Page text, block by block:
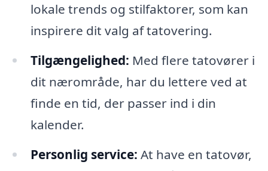
lokale trends og stilfaktorer, som kan
inspirere dit valg af tatovering.
Tilgængelighed: Med flere tatovører i
dit nærområde, har du lettere ved at
finde en tid, der passer ind i din
kalender.
Personlig service: At have en tatovør,